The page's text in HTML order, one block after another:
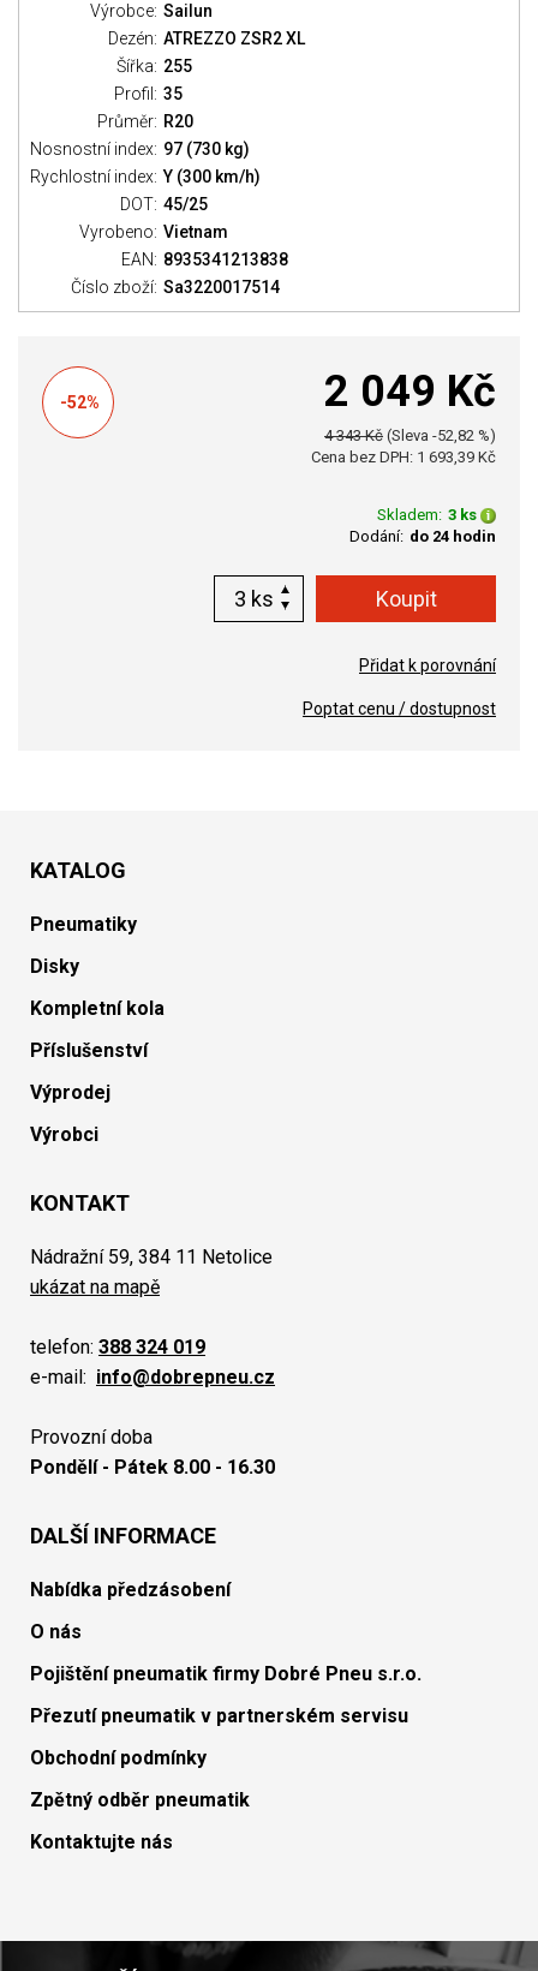
Výrobce: Sailun
Dezén: ATREZZO ZSR2 XL
Šířka: 255
Profil: 35
Průměr: R20
Nosnostní index: 97 (730 kg)
Rychlostní index: Y (300 km/h)
DOT: 45/25
Vyrobeno: Vietnam
EAN: 8935341213838
Číslo zboží: Sa3220017514
-52% 2 049 Kč
4 343 Kč (Sleva -52,82 %)
Cena bez DPH: 1 693,39 Kč
Skladem: 3 ks
Dodání: do 24 hodin
ks
Přidat k porovnání
Poptat cenu / dostupnost
KATALOG
Pneumatiky
Disky
Kompletní kola
Příslušenství
Výprodej
Výrobci
KONTAKT
Nádražní 59, 384 11 Netolice
ukázat na mapě
telefon: 388 324 019
e-mail: info@dobrepneu.cz
Provozní doba
Pondělí - Pátek 8.00 - 16.30
DALŠÍ INFORMACE
Nabídka předzásobení
O nás
Pojištění pneumatik firmy Dobré Pneu s.r.o.
Přezutí pneumatik v partnerském servisu
Obchodní podmínky
Zpětný odběr pneumatik
Kontaktujte nás